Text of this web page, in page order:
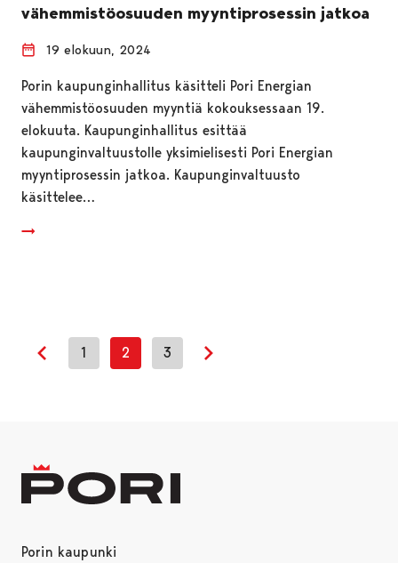
vähemmistöosuuden myyntiprosessin jatkoa
19 elokuun, 2024
Porin kaupunginhallitus käsitteli Pori Energian
vähemmistöosuuden myyntiä kokouksessaan 19.
elokuuta. Kaupunginhallitus esittää
kaupunginvaltuustolle yksimielisesti Pori Energian
myyntiprosessin jatkoa. Kaupunginvaltuusto
käsittelee…
Edellinen sivu
1 2 3
Porin kaupunki